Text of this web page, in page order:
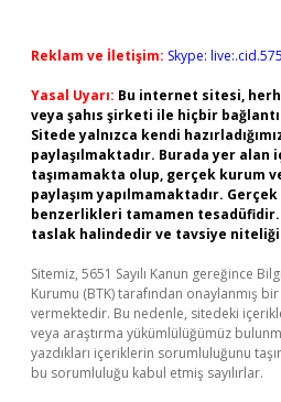
Reklam ve İletişim: Skype:
Yasal Uyarı: Bu internet sitesi,
veya şahıs şirketi ile hiçbir
Sitede yalnızca kendi
paylaşılmaktadır. Burada yer
taşımamakta olup, gerçek kurum
paylaşım yapılmamaktadır.
benzerlikleri tamamen
taslak halindedir ve tavsiye niteliği
Sitemiz, 5651 Sayılı Kanun gereğince
Kurumu (BTK) tarafından onaylanmış
vermektedir. Bu nedenle, sitedeki
veya araştırma yükümlülüğümüz
yazdıkları içeriklerin sorumluluğunu
bu sorumluluğu kabul etmiş sayılırlar.